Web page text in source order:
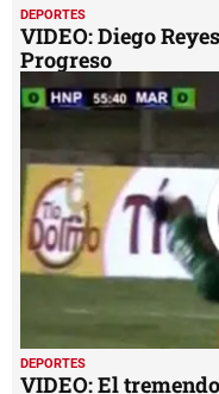
DEPORTES
VIDEO: Diego
Progreso
DEPORTES
VIDEO: El